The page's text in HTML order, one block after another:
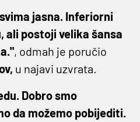
jasna. Inferiorni
ali postoji velika šansa
, odmah je poručio
u najavi uzvrata.
Dobro smo
da možemo pobijediti.